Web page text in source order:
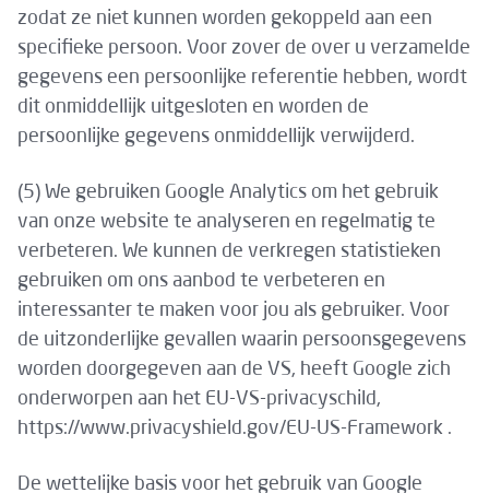
zodat ze niet kunnen worden gekoppeld aan een
specifieke persoon. Voor zover de over u verzamelde
gegevens een persoonlijke referentie hebben, wordt
dit onmiddellijk uitgesloten en worden de
persoonlijke gegevens onmiddellijk verwijderd.
(5) We gebruiken Google Analytics om het gebruik
van onze website te analyseren en regelmatig te
verbeteren. We kunnen de verkregen statistieken
gebruiken om ons aanbod te verbeteren en
interessanter te maken voor jou als gebruiker. Voor
de uitzonderlijke gevallen waarin persoonsgegevens
worden doorgegeven aan de VS, heeft Google zich
onderworpen aan het EU-VS-privacyschild,
https://www.privacyshield.gov/EU-US-Framework .
De wettelijke basis voor het gebruik van Google